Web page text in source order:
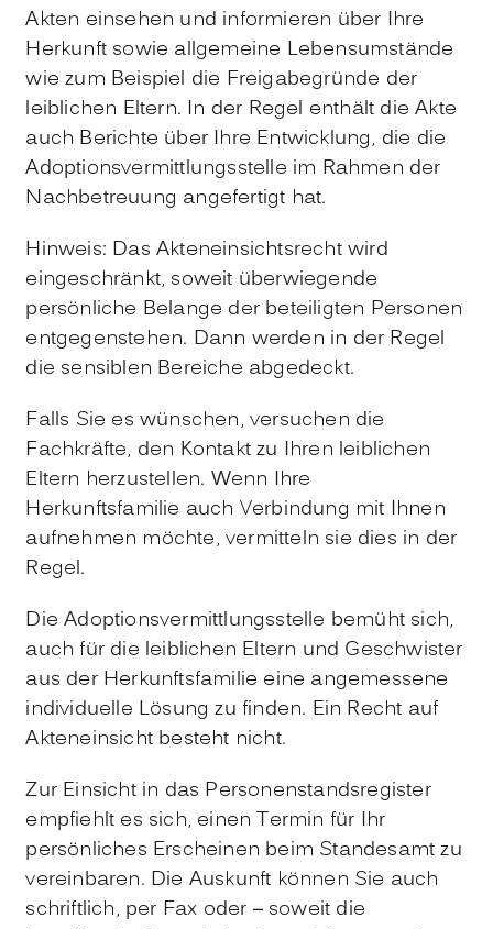
Akten einsehen und informieren über Ihre
Herkunft sowie allgemeine Lebensumstände
wie zum Beispiel die Freigabegründe der
leiblichen Eltern. In der Regel enthält die Akte
auch Berichte über Ihre Entwicklung, die die
Adoptionsvermittlungsstelle im Rahmen der
Nachbetreuung angefertigt hat.
Hinweis: Das Akteneinsichtsrecht wird
eingeschränkt, soweit überwiegende
persönliche Belange der beteiligten Personen
entgegenstehen. Dann werden in der Regel
die sensiblen Bereiche abgedeckt.
Falls Sie es wünschen, versuchen die
Fachkräfte, den Kontakt zu Ihren leiblichen
Eltern herzustellen. Wenn Ihre
Herkunftsfamilie auch Verbindung mit Ihnen
aufnehmen möchte, vermitteln sie dies in der
Regel.
Die Adoptionsvermittlungsstelle bemüht sich,
auch für die leiblichen Eltern und Geschwister
aus der Herkunftsfamilie eine angemessene
individuelle Lösung zu finden. Ein Recht auf
Akteneinsicht besteht nicht.
Zur Einsicht in das Personenstandsregister
empfiehlt es sich, einen Termin für Ihr
persönliches Erscheinen beim Standesamt zu
vereinbaren. Die Auskunft können Sie auch
schriftlich, per Fax oder – soweit die